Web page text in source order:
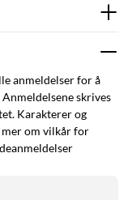
anmeldelser for å
skrives
Karakterer og
mer om vilkår for